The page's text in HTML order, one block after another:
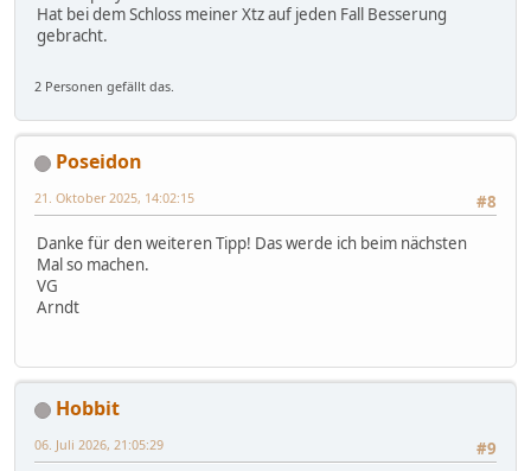
Hat bei dem Schloss meiner Xtz auf jeden Fall Besserung
gebracht.
2 Personen gefällt das.
Poseidon
#8
21. Oktober 2025, 14:02:15
Danke für den weiteren Tipp! Das werde ich beim nächsten
Mal so machen.
VG
Arndt
Hobbit
#9
06. Juli 2026, 21:05:29